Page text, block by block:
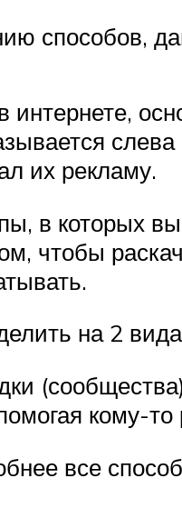
способов,
интернете,
их рекламу.
в которых
чтобы
на 2
кому-
все